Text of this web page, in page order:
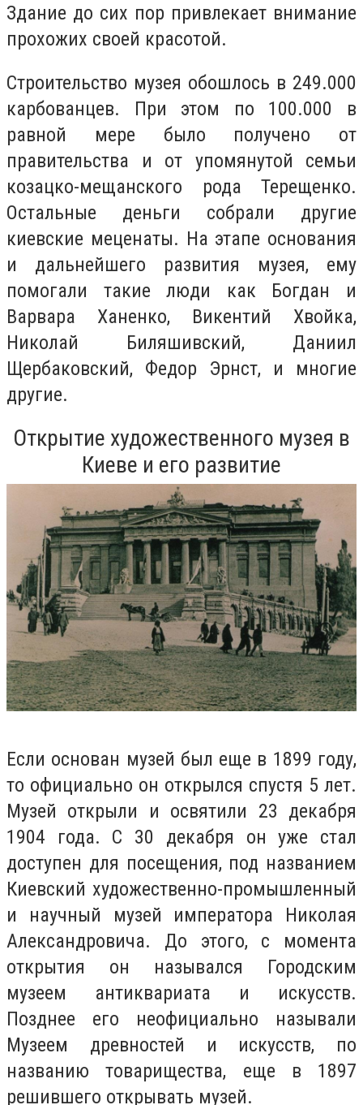
Здание до сих пор привлекает внимание
прохожих своей красотой.
Строительство музея обошлось в 249.000
карбованцев. При этом по 100.000 в
равной мере было получено от
правительства и от упомянутой семьи
козацко-мещанского рода Терещенко.
Остальные деньги собрали другие
киевские меценаты. На этапе основания
и дальнейшего развития музея, ему
помогали такие люди как Богдан и
Варвара Ханенко, Викентий Хвойка,
Николай Биляшивский, Даниил
Щербаковский, Федор Эрнст, и многие
другие.
Открытие художественного музея в
Киеве и его развитие
Если основан музей был еще в 1899 году,
то официально он открылся спустя 5 лет.
Музей открыли и освятили 23 декабря
1904 года. С 30 декабря он уже стал
доступен для посещения, под названием
Киевский художественно-промышленный
и научный музей императора Николая
Александровича. До этого, с момента
открытия он назывался Городским
музеем антиквариата и искусств.
Позднее его неофициально называли
Музеем древностей и искусств, по
названию товарищества, еще в 1897
решившего открывать музей.